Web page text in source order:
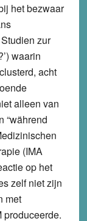
het bezwaar
zur
waarin
acht
alleen van
“während
(IMA
op het
zelf niet zijn
met
produceerde.